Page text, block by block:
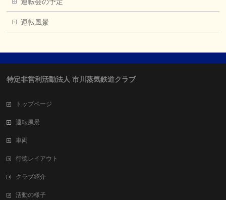
運転風景
特定非営利活動法人 市川蒸気鉄道クラブ
トップページ
運転風景
車両
行徳レイアウト
クラブ紹介
活動の様子